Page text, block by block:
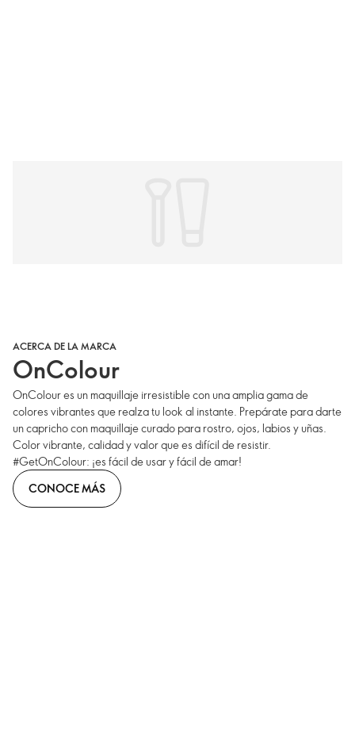
ACERCA DE LA MARCA
OnColour
OnColour es un maquillaje irresistible con una amplia gama de
colores vibrantes que realza tu look al instante. Prepárate para darte
un capricho con maquillaje curado para rostro, ojos, labios y uñas.
Color vibrante, calidad y valor que es difícil de resistir.
#GetOnColour: ¡es fácil de usar y fácil de amar!
CONOCE MÁS